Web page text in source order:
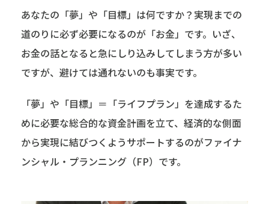
あなたの「夢」や「目標」は何ですか？実現までの
道のりに必ず必要になるのが「お金」です。いざ、
お金の話となると急にしり込みしてしまう方が多い
ですが、避けては通れないのも事実です。
「夢」や「目標」＝「ライフプラン」を達成するた
めに必要な総合的な資金計画を立て、経済的な側面
から実現に結びつくようサポートするのがファイナ
ンシャル・プランニング（FP）です。